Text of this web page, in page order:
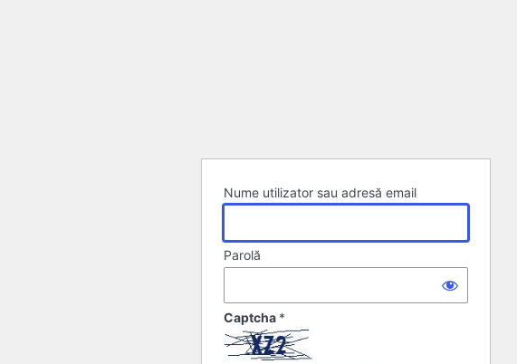
Nume utilizator sau adresă email
Parolă
Captcha *